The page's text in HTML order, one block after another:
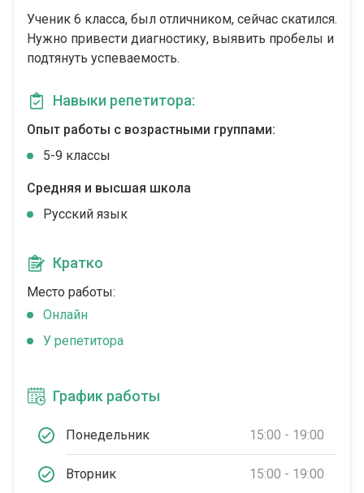
Ученик 6 класса, был отличником, сейчас скатился.
Нужно привести диагностику, выявить пробелы и
подтянуть успеваемость.
Навыки репетитора:
Опыт работы с возрастными группами:
5-9 классы
Средняя и высшая школа
Русский язык
Кратко
Место работы:
Онлайн
У репетитора
График работы
Понедельник 15:00 - 19:00
Вторник 15:00 - 19:00